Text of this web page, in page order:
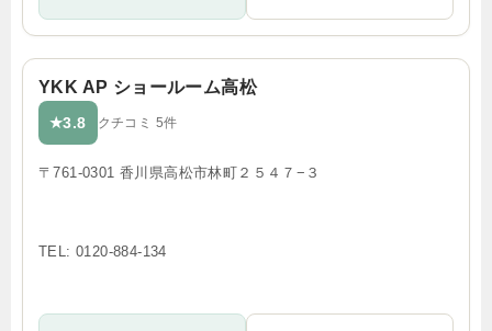
YKK AP ショールーム高松
★3.8 クチコミ 5件
〒761-0301 香川県高松市林町２５４７−３
TEL: 0120-884-134